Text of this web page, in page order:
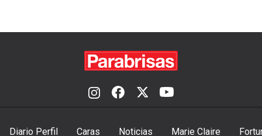
Diario Perfil Caras Noticias Marie Claire